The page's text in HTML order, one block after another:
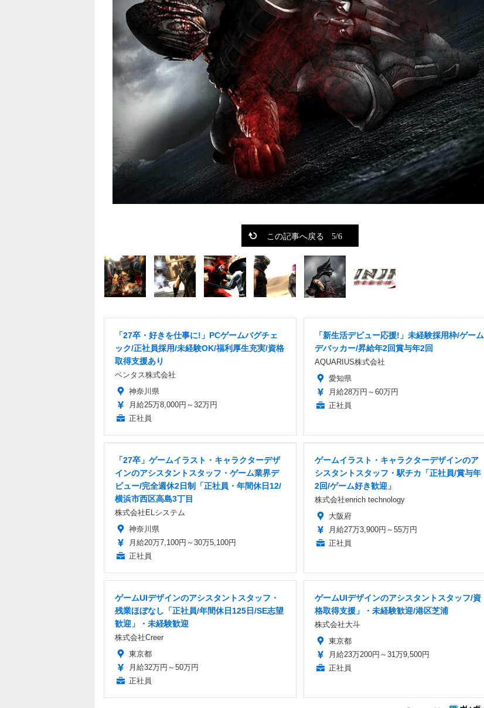
この記事へ戻る 5/6
「27卒・好きを仕事に!」PCゲームバグチェ
ック/正社員採用/未経験OK/福利厚生充実/資格
取得支援あり
ベンタス株式会社
神奈川県
月給25万8,000円～32万円
正社員
「新生活デビュー応援!」未経験採用枠/ゲーム
デバッカー/昇給年2回賞与年2回
AQUARIUS株式会社
愛知県
月給28万円～60万円
正社員
「27卒」ゲームイラスト・キャラクターデザ
インのアシスタントスタッフ・ゲーム業界デ
ビュー/完全週休2日制「正社員・年間休日12/
横浜市西区高島3丁目
株式会社ELシステム
神奈川県
月給20万7,100円～30万5,100円
正社員
ゲームイラスト・キャラクターデザインのア
シスタントスタッフ・駅チカ「正社員/賞与年
2回/ゲーム好き歓迎」
株式会社enrich technology
大阪府
月給27万3,900円～55万円
正社員
ゲームUIデザインのアシスタントスタッフ・
残業ほぼなし「正社員/年間休日125日/SE志望
歓迎」・未経験歓迎
株式会社Creer
東京都
月給32万円～50万円
正社員
ゲームUIデザインのアシスタントスタッフ/資
格取得支援」・未経験歓迎/港区芝浦
株式会社大斗
東京都
月給23万200円～31万9,500円
正社員